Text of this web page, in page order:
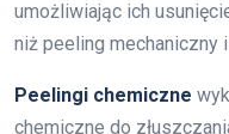
umożliwiając ich
niż peeling mechaniczny
Peelingi chemiczne
chemiczne do